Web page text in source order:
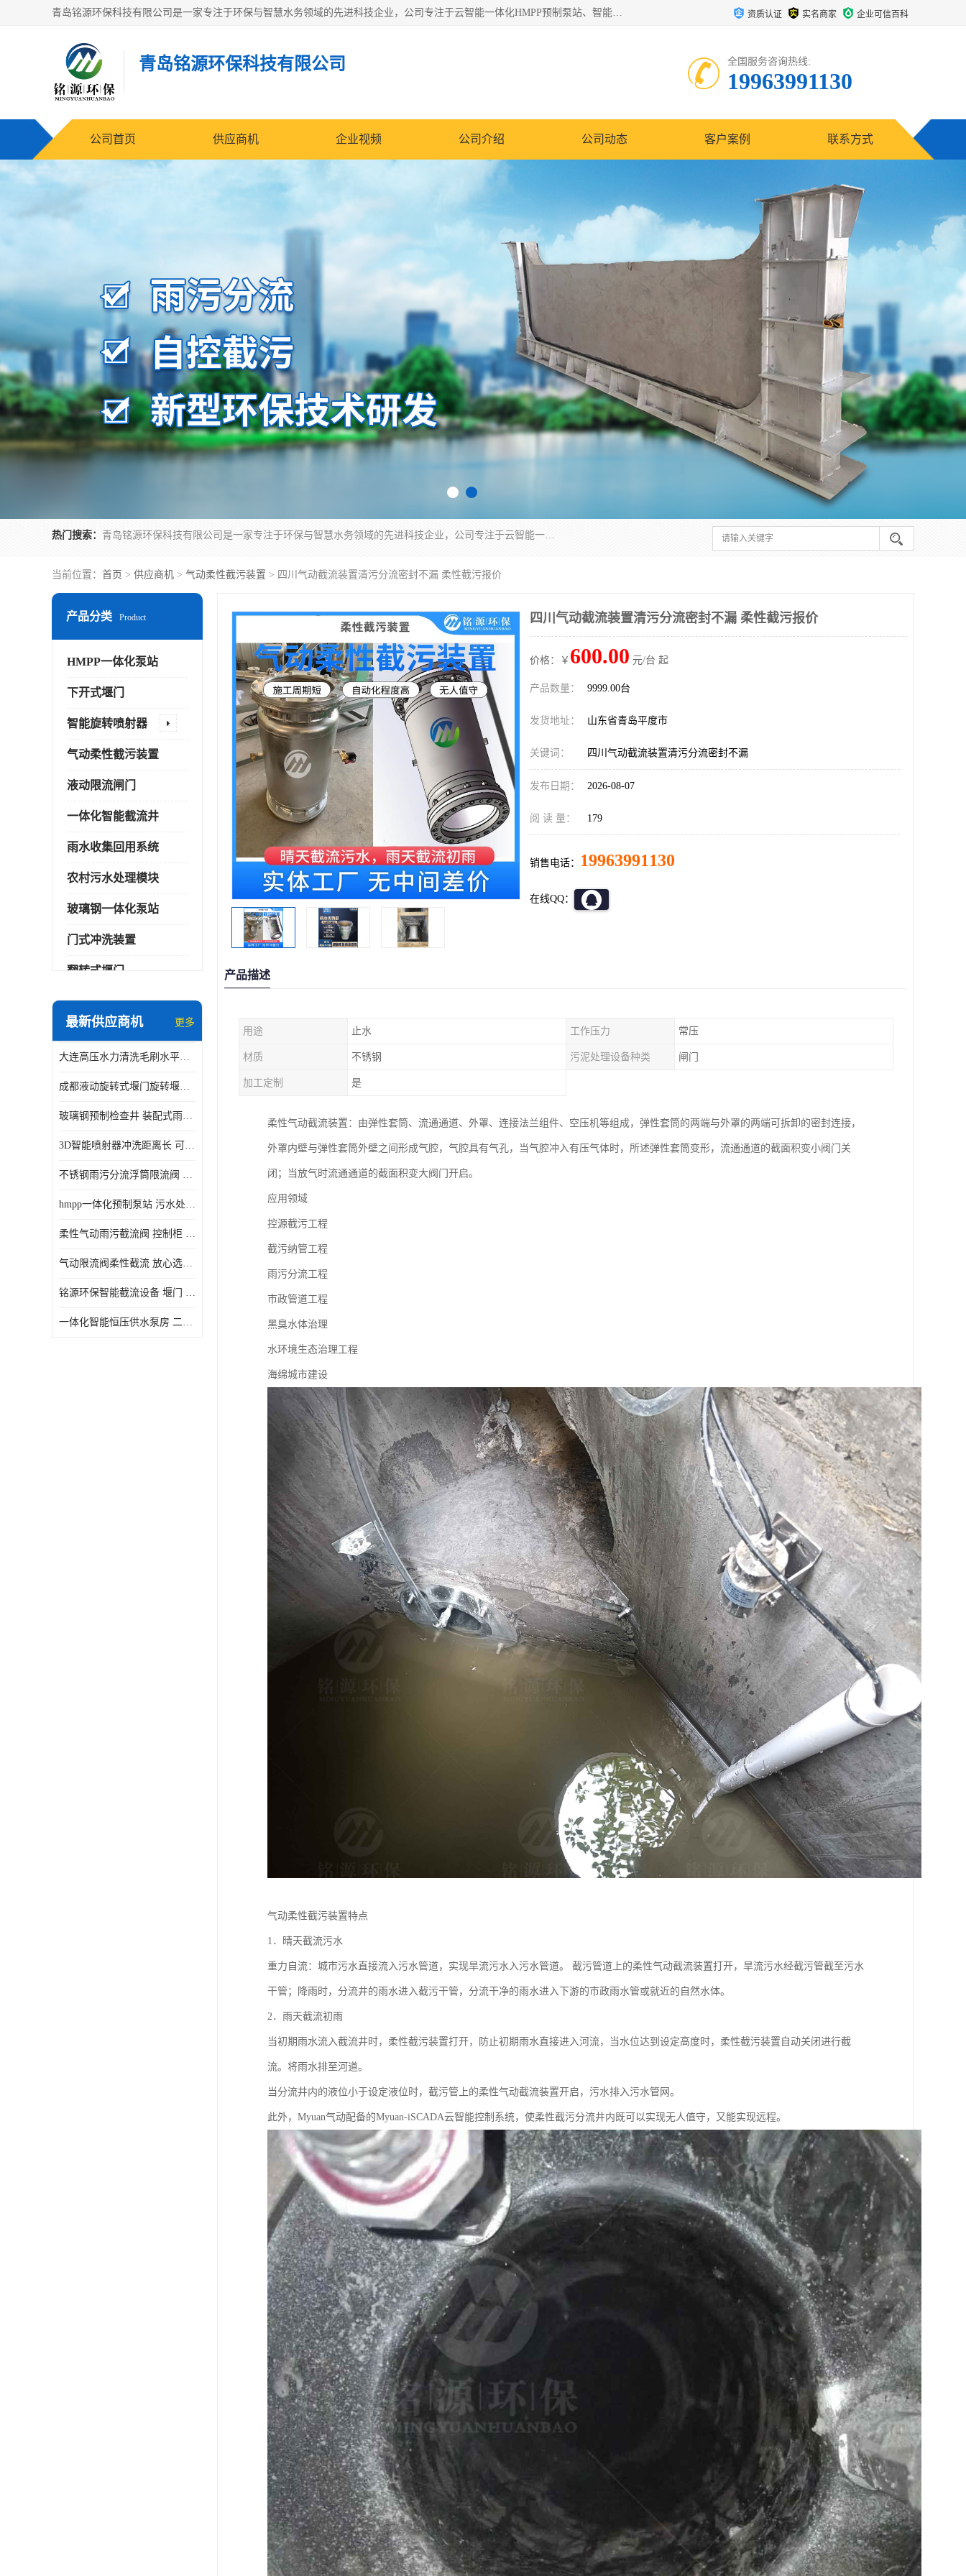
青岛铭源环保科技有限公司是一家专注于环保与智慧水务领域的先进科技企业，公司专注于云智能一体化HMPP预制泵站、智能截流井设备、调蓄池雨洪管理设备、水务循环利用、云智慧水务开发及新型环保技术研发等领域。 资质认证 实名商家 企业可信百科
青岛铭源环保科技有限公司 全国服务咨询热线:
19963991130
公司首页 供应商机 企业视频 公司介绍 公司动态 客户案例 联系方式
热门搜索： 青岛铭源环保科技有限公司是一家专注于环保与智慧水务领域的先进科技企业，公司专注于云智能一体化HMPP预制泵站、智能截流井设备、调蓄池雨洪管理设备、水务循环利用、云智慧水务开发及新型环保技术研发等领域。
当前位置： 首页 > 供应商机 > 气动柔性截污装置 > 四川气动截流装置清污分流密封不漏 柔性截污报价
产品分类 Product
HMPP一体化泵站
下开式堰门
智能旋转喷射器
气动柔性截污装置
液动限流闸门
一体化智能截流井
雨水收集回用系统
农村污水处理模块
玻璃钢一体化泵站
门式冲洗装置
翻转式堰门
智能一体化雨水泵站
智能一体化供水泵房
智能一体化净水设备
最新供应商机 更多
大连高压水力清洗毛刷水平自清洁滚刷 水力自动冲洗系统 水力清洗
成都液动旋转式堰门旋转堰门 自动控制 SUS304
玻璃钢预制检查井 装配式雨水污水井 初期弃流井 源头厂家
3D智能喷射器冲洗距离长 可270度旋转 高强度水压远距离喷洗
不锈钢雨污分流浮筒限流阀 DN150-DN1000 品质可信
hmpp一体化预制泵站 污水处理系统 乡镇学校市政排水 厂家供应
柔性气动雨污截流阀 控制柜 远程控制安全性高检修方便
气动限流阀柔性截流 放心选购 控源截污铭源环保
铭源环保智能截流设备 堰门 铸铁调节闸门作用 源头商家 可定制
一体化智能恒压供水泵房 二次加压供水设备户外智慧泵房
四川气动截流装置清污分流密封不漏 柔性截污报价
价格：￥ 600.00 元/台 起
产品数量： 9999.00台
发货地址： 山东省青岛平度市
关键词： 四川气动截流装置清污分流密封不漏
发布日期： 2026-08-07
阅 读 量： 179
销售电话： 19963991130
在线QQ：
产品描述
用途 止水 工作压力 常压
材质 不锈钢 污泥处理设备种类 闸门
加工定制 是
柔性气动截流装置：由弹性套筒、流通通道、外罩、连接法兰组件、空压机等组成，弹性套筒的两端与外罩的两端可拆卸的密封连接，
外罩内壁与弹性套筒外壁之间形成气腔，气腔具有气孔，当气腔冲入有压气体时，所述弹性套筒变形，流通通道的截面积变小阀门关
闭；当放气时流通通道的截面积变大阀门开启。
应用领域
控源截污工程
截污纳管工程
雨污分流工程
市政管道工程
黑臭水体治理
水环境生态治理工程
海绵城市建设
气动柔性截污装置特点
1．晴天截流污水
重力自流：城市污水直接流入污水管道，实现旱流污水入污水管道。 截污管道上的柔性气动截流装置打开，旱流污水经截污管截至污水
干管；降雨时，分流井的雨水进入截污干管，分流干净的雨水进入下游的市政雨水管或就近的自然水体。
2．雨天截流初雨
当初期雨水流入截流井时，柔性截污装置打开，防止初期雨水直接进入河流，当水位达到设定高度时，柔性截污装置自动关闭进行截
流。将雨水排至河道。
当分流井内的液位小于设定液位时，截污管上的柔性气动截流装置开启，污水排入污水管网。
此外，Myuan气动配备的Myuan-iSCADA云智能控制系统，使柔性截污分流井内既可以实现无人值守，又能实现远程。